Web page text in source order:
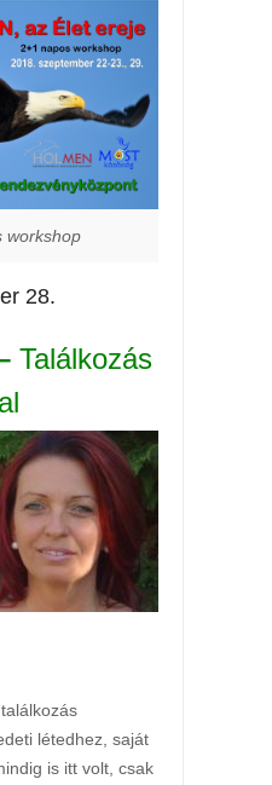
workshop
28.
Találkozás
létedhez, saját
is itt volt, csak